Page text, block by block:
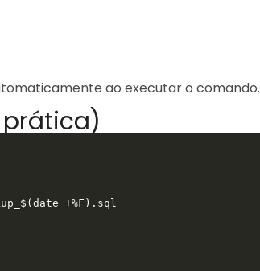
ao executar o comando.
+%F).sql